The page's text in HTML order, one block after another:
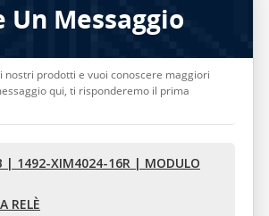
Un Messaggio
nostri prodotti e vuoi conoscere maggiori
qui, ti risponderemo il prima
| 1492-XIM4024-16R | MODULO
RELÈ